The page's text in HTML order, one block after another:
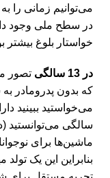
می‌توانیم زمانی را
در سطح ملی وجود
خواستار بلوغ بیشتر
در 13 سالگی
تصور
که بدون پدرومادر به
سالگی می‌توانستید
ماشین‌ها برای
بنابراین این یک